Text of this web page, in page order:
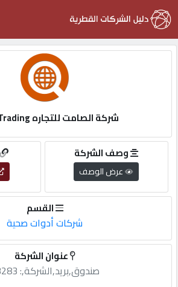
التسجيل
English
أضف
شركة الصامت للتجاره Silent Trading
وصف الشركة
عرض الوصف
القسم
شركات أدوات صحية
عنوان الشركة
صندوق,بريد,الشركة,: 23283